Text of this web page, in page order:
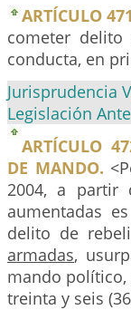
ARTÍCULO
cometer
conducta, en
Jurisprudencia
Legislación
ARTÍCULO
DE MANDO.
2004, a partir
aumentadas
delito de
armadas,
mando
treinta y seis